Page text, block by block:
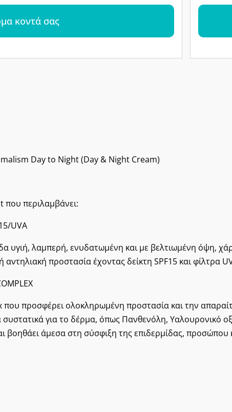
κοντά σας
Day to Night (Day & Night Cream)
περιλαμβάνει:
UVA
υγιή, λαμπερή, ενυδατωμένη και με βελτιωμένη όψη,
προστασία έχοντας δείκτη SPF15 και φίλτρα
προσφέρει ολοκληρωμένη προστασία και την
για το δέρμα, όπως Πανθενόλη, Υαλουρονικό
βοηθάει άμεσα στη σύσφιξη της επιδερμίδας, προσώπου